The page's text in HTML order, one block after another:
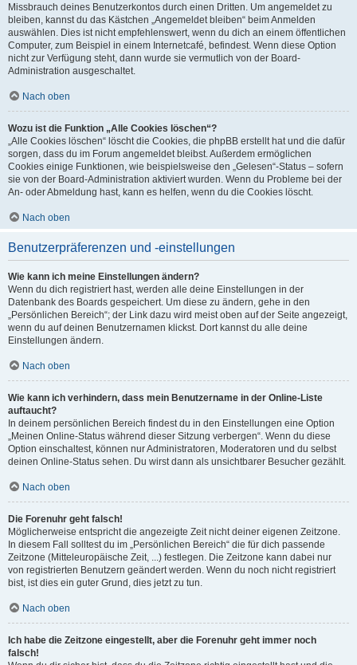
Missbrauch deines Benutzerkontos durch einen Dritten. Um angemeldet zu
bleiben, kannst du das Kästchen „Angemeldet bleiben“ beim Anmelden
auswählen. Dies ist nicht empfehlenswert, wenn du dich an einem öffentlichen
Computer, zum Beispiel in einem Internetcafé, befindest. Wenn diese Option
nicht zur Verfügung steht, dann wurde sie vermutlich von der Board-
Administration ausgeschaltet.
Nach oben
Wozu ist die Funktion „Alle Cookies löschen“?
„Alle Cookies löschen“ löscht die Cookies, die phpBB erstellt hat und die dafür
sorgen, dass du im Forum angemeldet bleibst. Außerdem ermöglichen
Cookies einige Funktionen, wie beispielsweise den „Gelesen“-Status – sofern
sie von der Board-Administration aktiviert wurden. Wenn du Probleme bei der
An- oder Abmeldung hast, kann es helfen, wenn du die Cookies löscht.
Nach oben
Benutzerpräferenzen und -einstellungen
Wie kann ich meine Einstellungen ändern?
Wenn du dich registriert hast, werden alle deine Einstellungen in der
Datenbank des Boards gespeichert. Um diese zu ändern, gehe in den
„Persönlichen Bereich“; der Link dazu wird meist oben auf der Seite angezeigt,
wenn du auf deinen Benutzernamen klickst. Dort kannst du alle deine
Einstellungen ändern.
Nach oben
Wie kann ich verhindern, dass mein Benutzername in der Online-Liste
auftaucht?
In deinem persönlichen Bereich findest du in den Einstellungen eine Option
„Meinen Online-Status während dieser Sitzung verbergen“. Wenn du diese
Option einschaltest, können nur Administratoren, Moderatoren und du selbst
deinen Online-Status sehen. Du wirst dann als unsichtbarer Besucher gezählt.
Nach oben
Die Forenuhr geht falsch!
Möglicherweise entspricht die angezeigte Zeit nicht deiner eigenen Zeitzone.
In diesem Fall solltest du im „Persönlichen Bereich“ die für dich passende
Zeitzone (Mitteleuropäische Zeit, ...) festlegen. Die Zeitzone kann dabei nur
von registrierten Benutzern geändert werden. Wenn du noch nicht registriert
bist, ist dies ein guter Grund, dies jetzt zu tun.
Nach oben
Ich habe die Zeitzone eingestellt, aber die Forenuhr geht immer noch
falsch!